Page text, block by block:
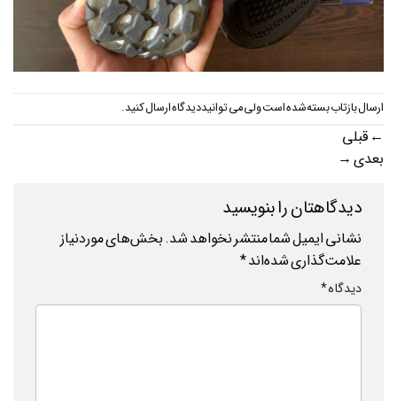
ارسال بازتاب بسته شده است ولی می توانیددیدگاه ارسال کنید.
← قبلی
بعدی →
دیدگاهتان را بنویسید
نشانی ایمیل شما منتشر نخواهد شد.بخش‌های موردنیاز
علامت‌گذاری شده‌اند*
دیدگاه*